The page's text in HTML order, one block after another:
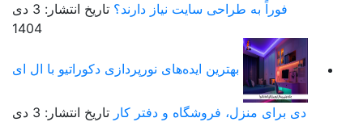
فوراً به طراحی سایت نیاز دارند؟
تاریخ انتشار: 3 دی
1404
بهترین ایده‌های نورپردازی دکوراتیو با ال ای
دی برای منزل، فروشگاه و دفتر کار
تاریخ انتشار: 3 دی